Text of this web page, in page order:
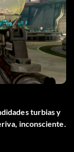
turbias y
inconsciente.